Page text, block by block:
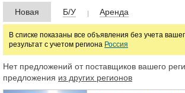
Подъемники телескопические Строительные
Люльки строительные
Цена
Новая Б/У Аренда
В списке показаны все объявления без учета
результат с учетом региона Россия
Нет предложений от поставщиков вашего
предложения из других регионов